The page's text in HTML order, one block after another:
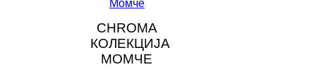
CHROMA
КОЛЕКЦИЈА
МОМЧЕ